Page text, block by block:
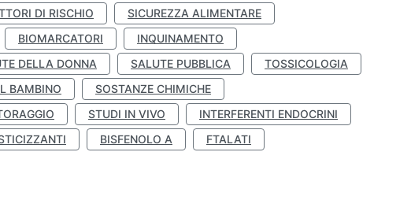
DI RISCHIO
SICUREZZA ALIMENTARE
BIOMARCATORI
INQUINAMENTO
DELLA DONNA SALUTE PUBBLICA
TOSSICOLOGIA
BAMBINO
SOSTANZE CHIMICHE
STUDI IN VIVO
INTERFERENTI ENDOCRINI
BISFENOLO A
FTALATI